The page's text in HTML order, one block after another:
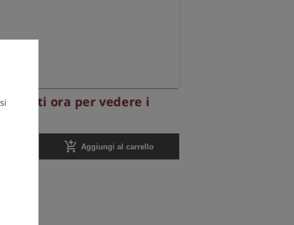
ora per vedere i
add_shopping_cart Aggiungi al carrello